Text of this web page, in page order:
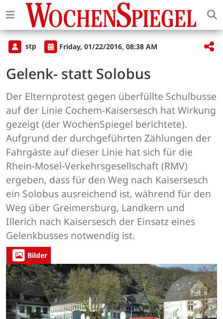
stp Friday, 01/22/2016, 08:38 AM
Gelenk- statt Solobus
Der Elternprotest gegen überfüllte Schulbusse
auf der Linie Cochem-Kaisersesch hat Wirkung
gezeigt (der WochenSpiegel berichtete).
Aufgrund der durchgeführten Zählungen der
Fahrgäste auf dieser Linie hat sich für die
Rhein-Mosel-Verkehrsgesellschaft (RMV)
ergeben, dass für den Weg nach Kaisersesch
ein Solobus ausreichend ist, während für den
Weg über Greimersburg, Landkern und
Illerich nach Kaisersesch der Einsatz eines
Gelenkbusses notwendig ist.
Bilder